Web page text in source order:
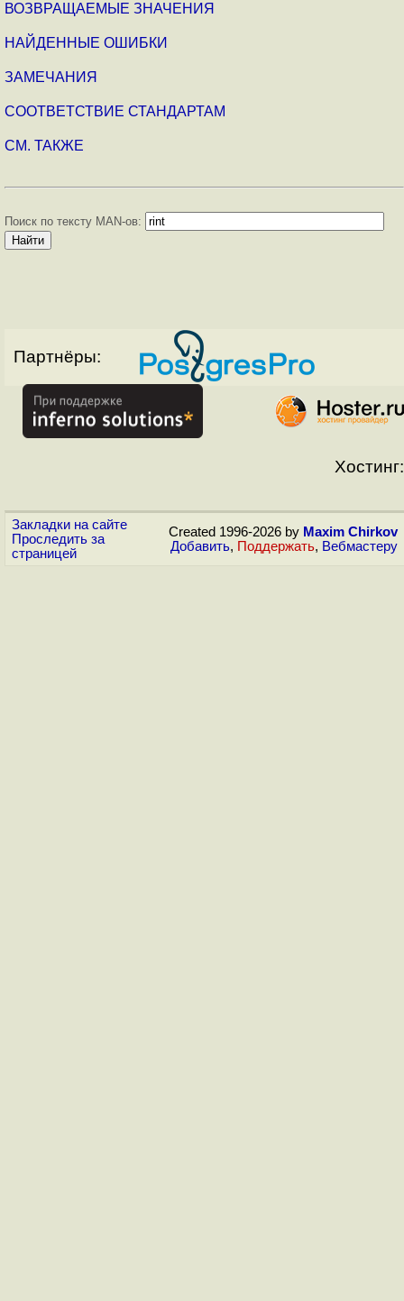
ВОЗВРАЩАЕМЫЕ ЗНАЧЕНИЯ
НАЙДЕННЫЕ ОШИБКИ
ЗАМЕЧАНИЯ
СООТВЕТСТВИЕ СТАНДАРТАМ
СМ. ТАКЖЕ
Поиск по тексту MAN-ов:
Партнёры:
Хостинг:
Закладки на сайте
Проследить за
страницей
Created 1996-2026 by Maxim Chirkov
Добавить, Поддержать, Вебмастеру